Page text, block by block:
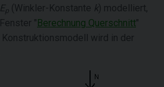
Ep (Winkler-Konstante k) modelliert,
"Berechnung Querschnitt"
wird in der